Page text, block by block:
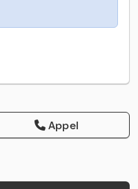
Appel